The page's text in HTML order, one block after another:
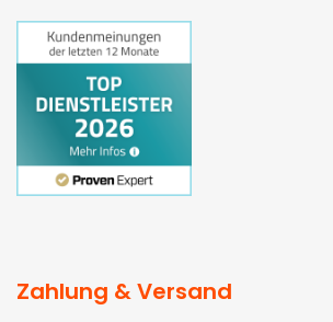
Zahlung & Versand